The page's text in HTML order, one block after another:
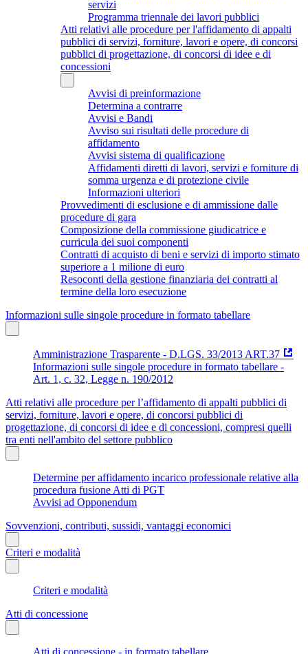
servizi
Programma triennale dei lavori pubblici
Atti relativi alle procedure per l'affidamento di appalti
pubblici di servizi, forniture, lavori e opere, di concorsi
pubblici di progettazione, di concorsi di idee e di
concessioni
Avvisi di preinformazione
Determina a contrarre
Avvisi e Bandi
Avviso sui risultati delle procedure di
affidamento
Avvisi sistema di qualificazione
Affidamenti diretti di lavori, servizi e forniture di
somma urgenza e di protezione civile
Informazioni ulteriori
Provvedimenti di esclusione e di ammissione dalle
procedure di gara
Composizione della commissione giudicatrice e
curricula dei suoi componenti
Contratti di acquisto di beni e servizi di importo stimato
superiore a 1 milione di euro
Resoconti della gestione finanziaria dei contratti al
termine della loro esecuzione
Informazioni sulle singole procedure in formato tabellare
Amministrazione Trasparente - D.LGS. 33/2013 ART.37
Informazioni sulle singole procedure in formato tabellare -
Art. 1, c. 32, Legge n. 190/2012
Atti relativi alle procedure per l’affidamento di appalti pubblici di
servizi, forniture, lavori e opere, di concorsi pubblici di
progettazione, di concorsi di idee e di concessioni, compresi quelli
tra enti nell'ambito del settore pubblico
Determine per affidamento incarico professionale relative alla
procedura fusione Atti di PGT
Avvisi ad Opponendum
Sovvenzioni, contributi, sussidi, vantaggi economici
Criteri e modalità
Criteri e modalità
Atti di concessione
Atti di concessione - in formato tabellare